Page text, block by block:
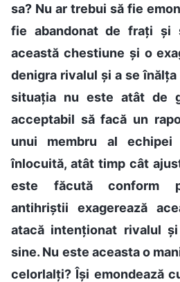
sa? Nu ar trebui să fie
fie abandonat de frați și
această chestiune și o
denigra rivalul și a se
situația nu este atât de
acceptabil să facă un
unui membru al
înlocuită, atât timp cât
este făcută conform
antihriștii exagerează
atacă intenționat rivalul
sine. Nu este aceasta o
celorlalți? Își emondează